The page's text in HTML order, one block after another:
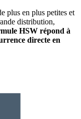
plus en plus petites et
distribution,
HSW répond à
directe en